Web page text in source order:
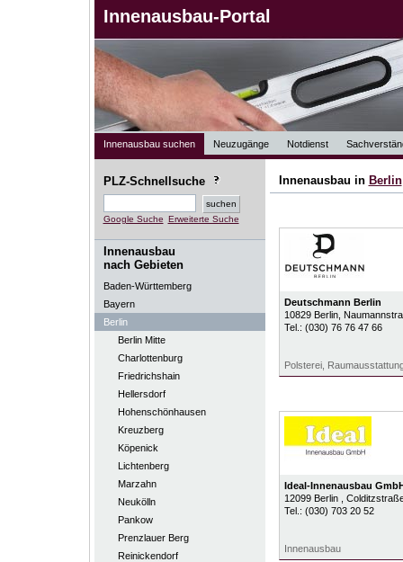
Innenausbau-Portal
Innenausbau suchen Neuzugänge Notdienst
PLZ-Schnellsuche
Google Suche Erweiterte Suche
Innenausbau
nach Gebieten
Baden-Württemberg
Bayern
Berlin
Berlin Mitte
Charlottenburg
Friedrichshain
Hellersdorf
Hohenschönhausen
Kreuzberg
Köpenick
Lichtenberg
Marzahn
Neukölln
Pankow
Prenzlauer Berg
Reinickendorf
Innenausbau in Berlin
Deutschmann Berlin
10829 Berlin,
Tel.: (030) 76 76 47 66
Polsterei,
Ideal-Innenausbau
12099 Berlin
,
Tel.: (030) 703 20 52
Innenausbau